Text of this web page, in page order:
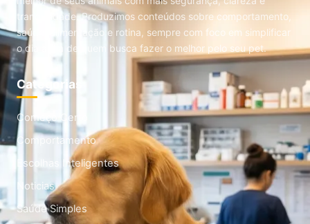
tranquilidade. Produzimos conteúdos sobre comportamento,
saúde, alimentação e rotina, sempre com foco em simplificar
o dia a dia de quem busca fazer o melhor pelo seu pet.
Categorias
Começo Certo
Comportamento
Escolhas Inteligentes
Noticias
Saúde Simples